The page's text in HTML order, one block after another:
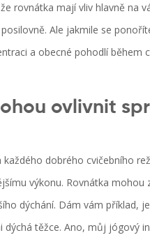
rovnátka mají vliv hlavně na
Ale jakmile se
a obecné pohodlí
ovlivnit
dobrého cvičebního
výkonu. Rovnátka
dýchání. Dám vám příklad,
těžce. Ano, můj jógový